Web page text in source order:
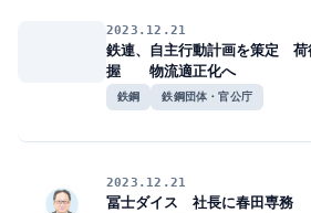
2023.12.21
鉄連、自主行動計画を策定 荷
握 物流適正化へ
鉄鋼 鉄鋼団体・官公庁
2023.12.21
冨士ダイス 社長に春田専務